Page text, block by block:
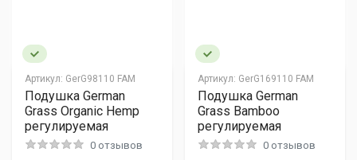
Артикул: GerG98110 FAM
Подушка German
Grass Organic Hemp
регулируемая
0 отзывов
Артикул: GerG169110 FAM
Подушка German
Grass Bamboo
регулируемая
0 отзывов